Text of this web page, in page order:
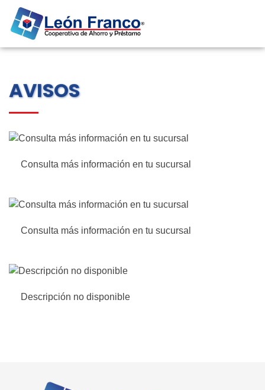
AVISOS
Consulta más información en tu sucursal
Consulta más información en tu sucursal
Descripción no disponible